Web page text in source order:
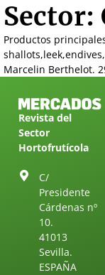
Sector:
Productos
Marcelin Berthelot.
Revista del
Sector
Hortofrutícola
C/
Presidente
Cárdenas nº
10.
41013
Sevilla.
ESPAÑA